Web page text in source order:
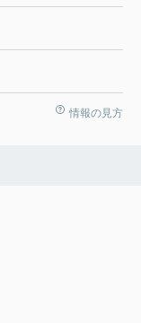
情報の見方